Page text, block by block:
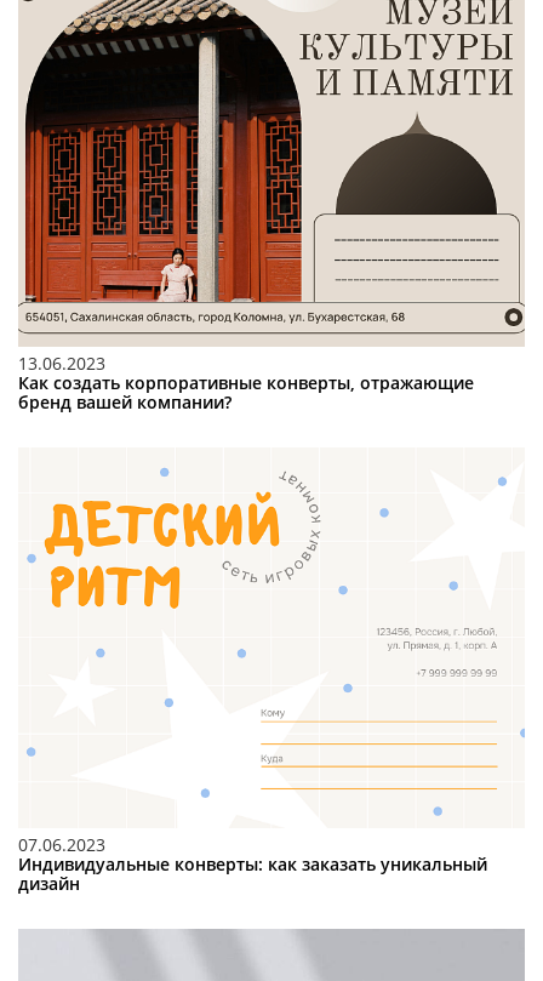
13.06.2023
Как создать корпоративные конверты, отражающие
бренд вашей компании?
07.06.2023
Индивидуальные конверты: как заказать уникальный
дизайн